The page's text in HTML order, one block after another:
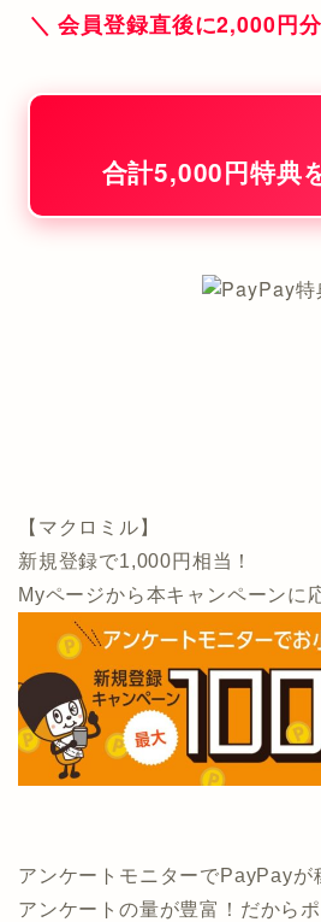
＼ 会員登録直後に2,000円
合計5,000円特典
【マクロミル】
新規登録で1,000円相当！
Myページから本キャンペーンに
アンケートモニターでPayPayが
アンケートの量が豊富！だから